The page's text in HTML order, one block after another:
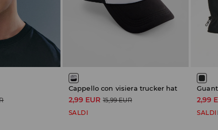
Cappello con visiera trucker hat
2,99 EUR 15,99 EUR
SALDI
2,99
SALDI